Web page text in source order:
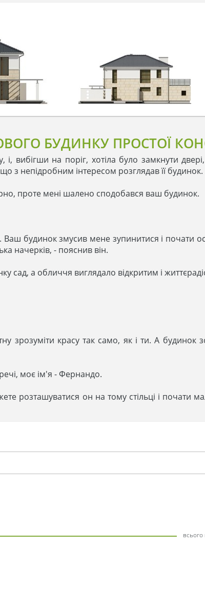
БУДИНКУ ПРОСТОЇ
вибігши на поріг, хотіла було замкнути
з непідробним інтересом розглядав її будинок.
проте мені шалено сподобався ваш будинок.
будинок змусив мене зупинитися і почати
начерків, - пояснив він.
сад, а обличчя виглядало відкритим і
зрозуміти красу так само, як і ти. А
моє ім'я - Фернандо.
розташуватися он на тому стільці і почати
всього